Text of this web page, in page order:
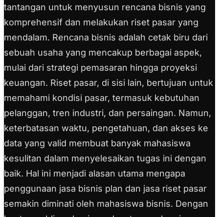
tantangan untuk menyusun rencana bisnis yang
komprehensif dan melakukan riset pasar yang
mendalam. Rencana bisnis adalah cetak biru dari
sebuah usaha yang mencakup berbagai aspek,
mulai dari strategi pemasaran hingga proyeksi
keuangan. Riset pasar, di sisi lain, bertujuan untuk
memahami kondisi pasar, termasuk kebutuhan
pelanggan, tren industri, dan persaingan. Namun,
keterbatasan waktu, pengetahuan, dan akses ke
data yang valid membuat banyak mahasiswa
kesulitan dalam menyelesaikan tugas ini dengan
baik. Hal ini menjadi alasan utama mengapa
penggunaan jasa bisnis plan dan jasa riset pasar
semakin diminati oleh mahasiswa bisnis. Dengan